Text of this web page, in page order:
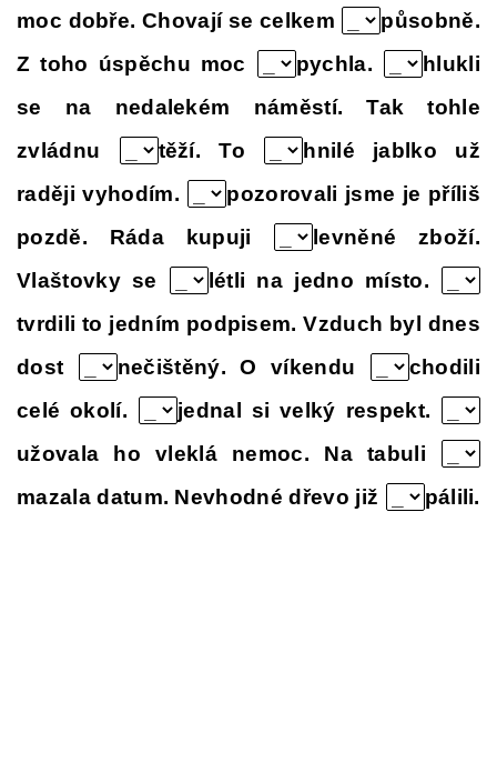
moc dobře. Chovají se celkem
působně.
Z toho úspěchu moc
pychla.
hlukli
se na nedalekém náměstí. Tak tohle
zvládnu
těží. To
hnilé jablko už
raději vyhodím.
pozorovali jsme je příliš
pozdě. Ráda kupuji
levněné zboží.
Vlaštovky se
létli na jedno místo.
tvrdili to jedním podpisem. Vzduch byl dnes
dost
nečištěný. O víkendu
chodili
celé okolí.
jednal si velký respekt.
užovala ho vleklá nemoc. Na tabuli
mazala datum. Nevhodné dřevo již
pálili.